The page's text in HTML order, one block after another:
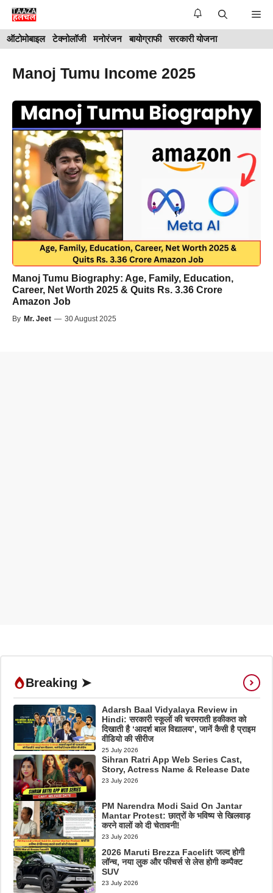
Skip
content
ऑटोमोबाइल टेक्नोलॉजी मनोरंजन बायोग्राफी सरकारी योजना
Manoj Tumu Income 2025
Manoj Tumu Biography: Age, Family, Education,
Career, Net Worth 2025 & Quits Rs. 3.36 Crore
Amazon Job
By Mr. Jeet — 30 August 2025
Breaking ➤
Adarsh Baal Vidyalaya Review in
Hindi: सरकारी स्कूलों की चरमराती हकीकत को
दिखाती है ‘आदर्श बाल विद्यालय’, जानें कैसी है प्राइम
वीडियो की सीरीज
25 July 2026
Sihran Ratri App Web Series Cast,
Story, Actress Name & Release Date
23 July 2026
PM Narendra Modi Said On Jantar
Mantar Protest: छात्रों के भविष्य से खिलवाड़
करने वालों को दी चेतावनी!
23 July 2026
2026 Maruti Brezza Facelift जल्द होगी
लॉन्च, नया लुक और फीचर्स से लेस होगी कम्पैक्ट
SUV
23 July 2026